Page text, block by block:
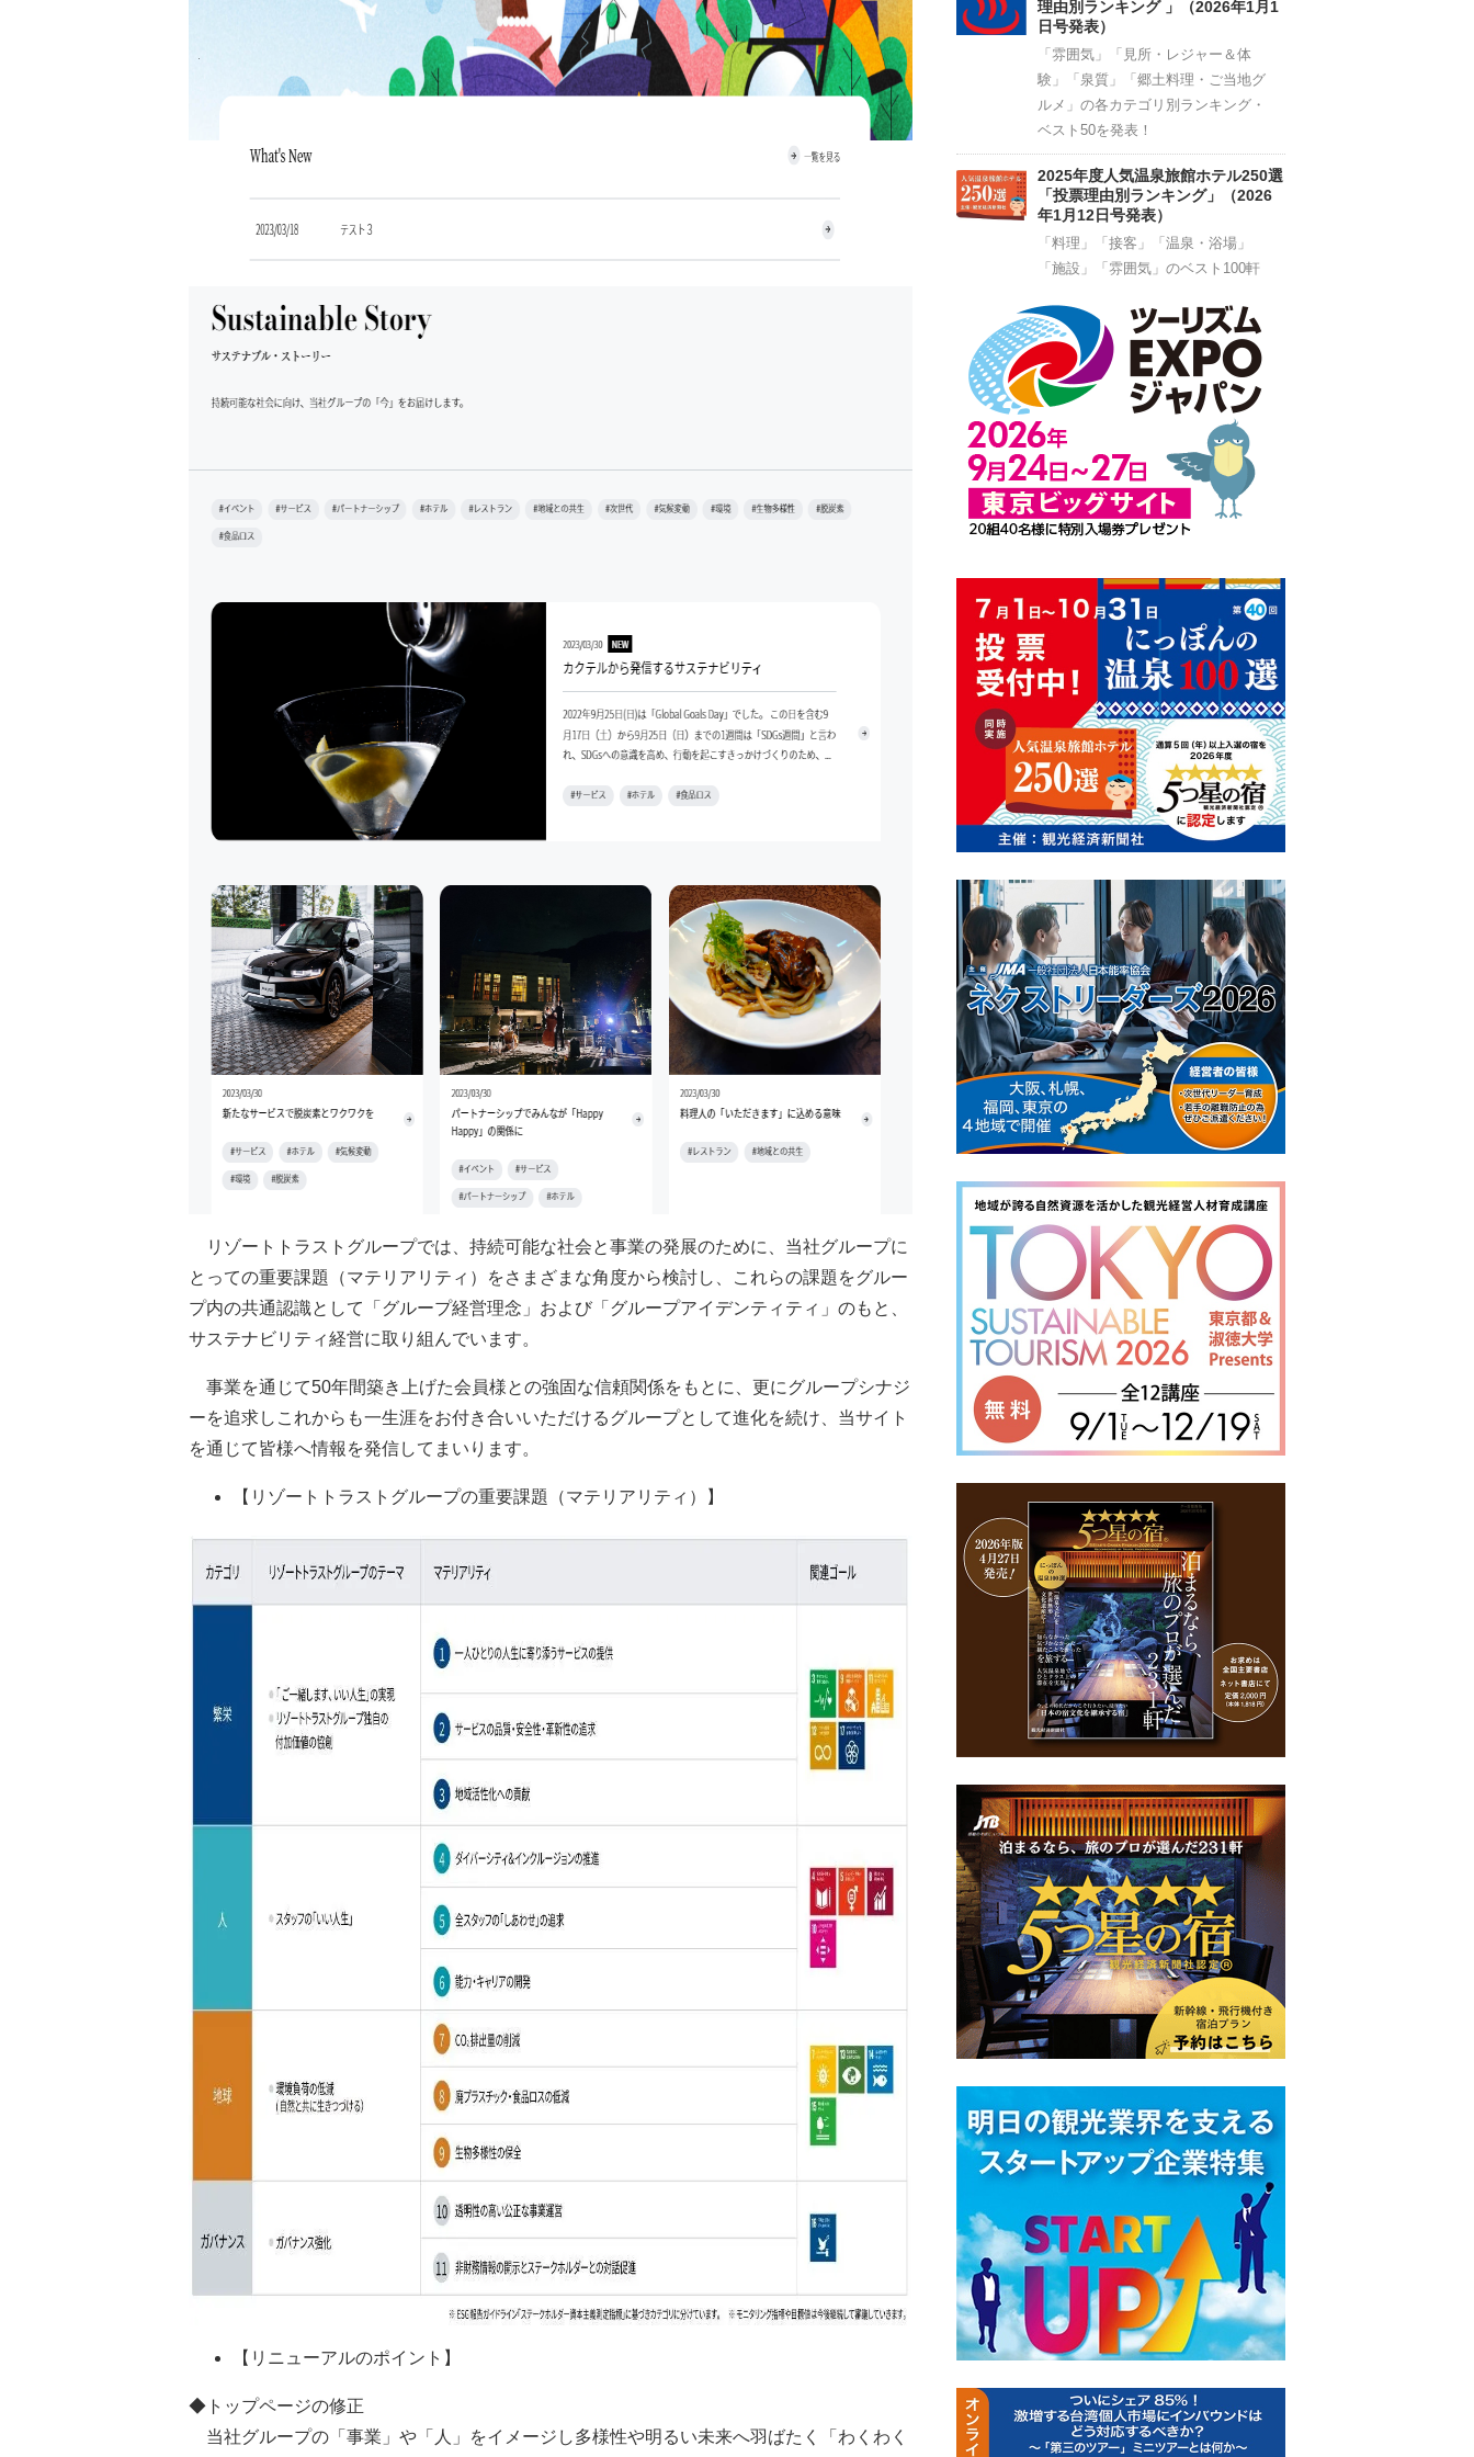
リゾートトラストグループでは、持続可能な社会と事業の発展のために、当社グループに
とっての重要課題（マテリアリティ）をさまざまな角度から検討し、これらの課題をグルー
プ内の共通認識として「グループ経営理念」および「グループアイデンティティ」のもと、
サステナビリティ経営に取り組んでいます。
事業を通じて50年間築き上げた会員様との強固な信頼関係をもとに、更にグループシナジ
ーを追求しこれからも一生涯をお付き合いいただけるグループとして進化を続け、当サイト
を通じて皆様へ情報を発信してまいります。
【リゾートトラストグループの重要課題（マテリアリティ）】
【リニューアルのポイント】
◆トップページの修正
当社グループの「事業」や「人」をイメージし多様性や明るい未来へ羽ばたく「わくわく
理由別ランキング 」（2026年1月1
日号発表）
「雰囲気」「見所・レジャー＆体
験」「泉質」「郷土料理・ご当地グ
ルメ」の各カテゴリ別ランキング・
ベスト50を発表！
2025年度人気温泉旅館ホテル250選
「投票理由別ランキング」（2026
年1月12日号発表）
「料理」「接客」「温泉・浴場」
「施設」「雰囲気」のベスト100軒